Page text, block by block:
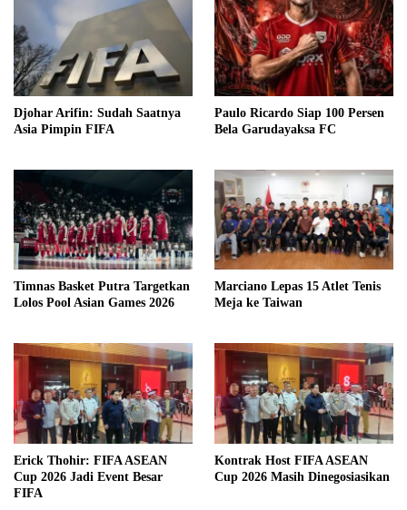
Djohar Arifin: Sudah Saatnya
Asia Pimpin FIFA
Paulo Ricardo Siap 100 Persen
Bela Garudayaksa FC
Timnas Basket Putra Targetkan
Lolos Pool Asian Games 2026
Marciano Lepas 15 Atlet Tenis
Meja ke Taiwan
Erick Thohir: FIFA ASEAN
Cup 2026 Jadi Event Besar
FIFA
Kontrak Host FIFA ASEAN
Cup 2026 Masih Dinegosiasikan